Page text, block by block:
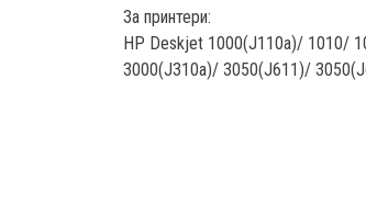
За принтери:
HP Deskjet 1000(J110a)/ 1010/
3000(J310a)/ 3050(J611)/